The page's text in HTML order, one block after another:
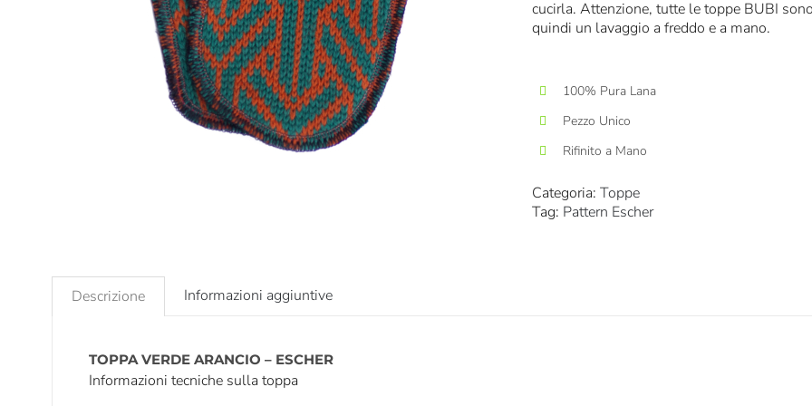
cucirla. Attenzione, tutte le toppe BUBI
quindi un lavaggio a freddo e a mano.
100% Pura Lana
Pezzo Unico
Rifinito a Mano
Categoria: Toppe
Tag: Pattern Escher
Descrizione Informazioni aggiuntive
TOPPA VERDE ARANCIO – ESCHER
Informazioni tecniche sulla toppa